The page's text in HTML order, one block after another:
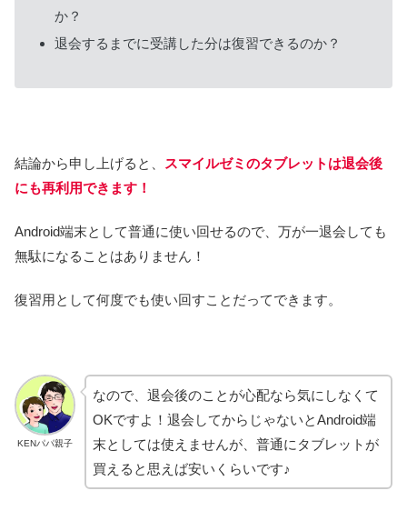
か？
退会するまでに受講した分は復習できるのか？
結論から申し上げると、
スマイルゼミのタブレットは退会後
にも再利用できます！
Android端末として普通に使い回せるので、万が一退会しても
無駄になることはありません！
復習用として何度でも使い回すことだってできます。
KENパパ親子
なので、退会後のことが心配なら気にしなくて
OKですよ！退会してからじゃないとAndroid端
末としては使えませんが、普通にタブレットが
買えると思えば安いくらいです♪